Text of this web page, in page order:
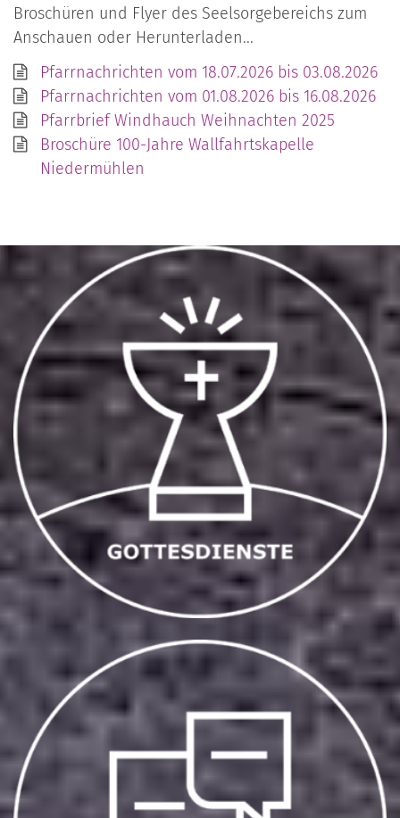
Broschüren und Flyer des Seelsorgebereichs zum
Anschauen oder Herunterladen...
Pfarrnachrichten vom 18.07.2026 bis 03.08.2026
Pfarrnachrichten vom 01.08.2026 bis 16.08.2026
Pfarrbrief Windhauch Weihnachten 2025
Broschüre 100-Jahre Wallfahrtskapelle
Niedermühlen